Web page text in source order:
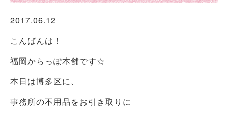
2017.06.12
こんばんは！
福岡からっぽ本舗です☆
本日は博多区に、
事務所の不用品をお引き取りに